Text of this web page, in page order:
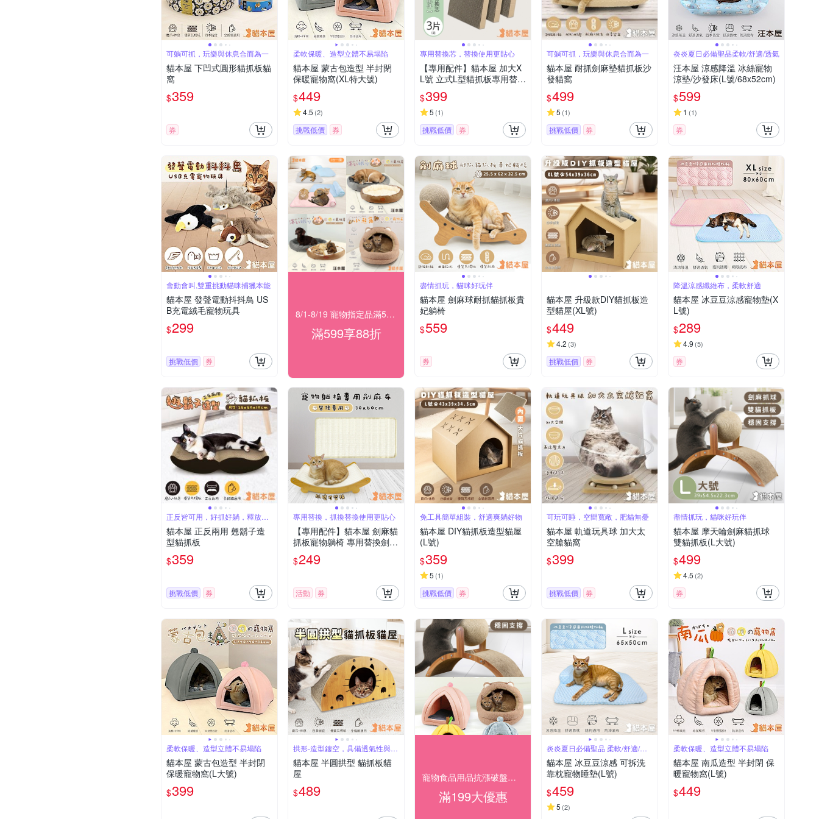
可躺可抓，玩樂與休息合而為一
貓本屋 下凹式圓形貓抓板貓
窩
$359
券
柔軟保暖、造型立體不易塌陷
貓本屋 蒙古包造型 半封閉
保暖寵物窩(XL特大號)
$449
4.5 (2)
挑戰低價 券
專用替換芯，替換使用更貼心
【專用配件】貓本屋 加大X
L號 立式L型貓抓板專用替換
芯(3片/組)
$399
5 (1)
挑戰低價 券
可躺可抓，玩樂與休息合而為一
貓本屋 耐抓劍麻墊貓抓板沙
發貓窩
$499
5 (1)
挑戰低價 券
炎炎夏日必備聖品柔軟/舒適/透氣
汪本屋 涼感降溫 冰絲寵物
涼墊/沙發床(L號/68x52cm)
$599
1 (1)
券
會動會叫,雙重挑動貓咪捕獵本能
貓本屋 發聲電動抖抖鳥 US
B充電絨毛寵物玩具
$299
挑戰低價 券
8/1-8/19 寵物指定品滿599享88折
滿599享88折
盡情抓玩，貓咪好玩伴
貓本屋 劍麻球耐抓貓抓板貴
妃躺椅
$559
券
貓本屋 升級款DIY貓抓板造
型貓屋(XL號)
$449
4.2 (3)
挑戰低價 券
降溫涼感纖維布，柔軟舒適
貓本屋 冰豆豆涼感寵物墊(X
L號)
$289
4.9 (5)
券
正反皆可用，好抓好躺，釋放磨
爪天性
貓本屋 正反兩用 翹鬍子造
型貓抓板
$359
挑戰低價 券
專用替換，抓換替換使用更貼心
【專用配件】貓本屋 劍麻貓
抓板寵物躺椅 專用替換劍麻
布
$249
活動 券
免工具簡單組裝，舒適爽躺好物
貓本屋 DIY貓抓板造型貓屋
(L號)
$359
5 (1)
挑戰低價 券
可玩可睡，空間寬敞，肥貓無憂
貓本屋 軌道玩具球 加大太
空艙貓窩
$399
挑戰低價 券
盡情抓玩，貓咪好玩伴
貓本屋 摩天輪劍麻貓抓球
雙貓抓板(L大號)
$499
4.5 (2)
券
柔軟保暖、造型立體不易塌陷
貓本屋 蒙古包造型 半封閉
保暖寵物窩(L大號)
$399
拱形-造型鏤空，具備透氣性與隱
蔽性
貓本屋 半圓拱型 貓抓板貓
屋
$489
寵物食品用品抗漲破盤專區2(已折)
滿199大優惠
炎炎夏日必備聖品 柔軟/舒適/透
氣
貓本屋 冰豆豆涼感 可拆洗
靠枕寵物睡墊(L號)
$459
5 (2)
柔軟保暖、造型立體不易塌陷
貓本屋 南瓜造型 半封閉 保
暖寵物窩(L號)
$449